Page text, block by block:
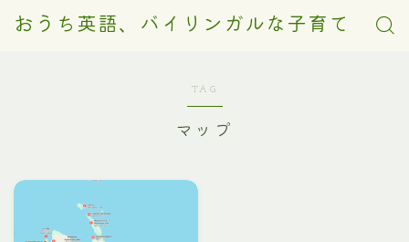
おうち英語、バイリンガルな子育て
TAG
マップ